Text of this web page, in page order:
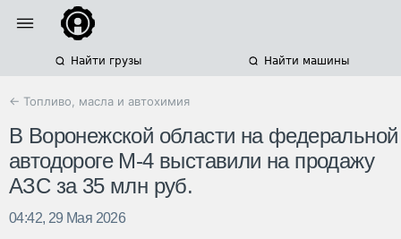
Найти грузы Найти машины
← Топливо, масла и автохимия
В Воронежской области на федеральной
автодороге М-4 выставили на продажу
АЗС за 35 млн руб.
04:42, 29 Мая 2026